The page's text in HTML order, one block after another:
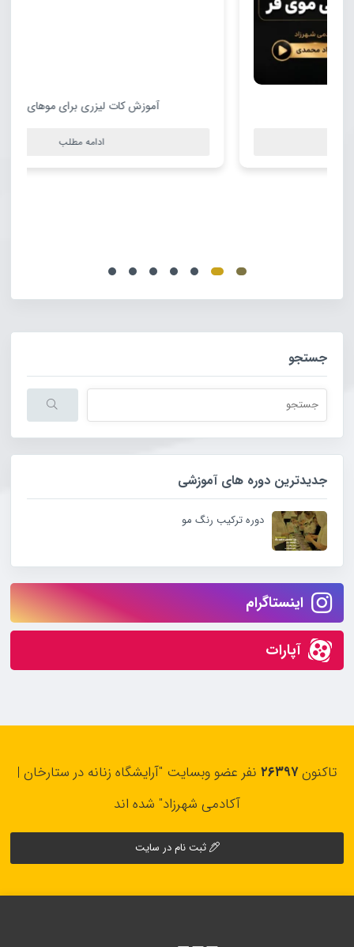
آموزش کات لیزری برای موهای نازک
جستجو
جدیدترین دوره های آموزشی
دوره ترکیب رنگ مو
اینستاگرام
آپارات
تاکنون۲۶۳۹۷ نفر عضو وبسایت "آرایشگاه زنانه در ستارخان |
آکادمی شهرزاد" شده اند
ثبت نام در سایت